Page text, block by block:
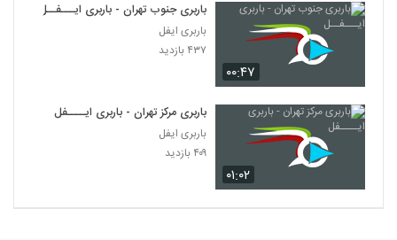
۰۰:۴۷
باربری جنوب تهران - باربری ایـــفــل
باربری ایفل
۴۳۷ بازدید
۰۱:۰۲
باربری مرکز تهران - باربری ایــــفل
باربری ایفل
۴۰۹ بازدید